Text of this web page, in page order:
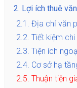
2. Lợi ích thuê
2.1. Địa chỉ văn
2.2. Tiết kiệm
2.3. Tiện ích
2.4. Cơ sở hạ
2.5. Thuận tiện